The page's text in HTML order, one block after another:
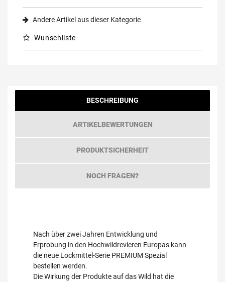
Andere Artikel aus dieser Kategorie
Wunschliste
BESCHREIBUNG
ARTIKELBEWERTUNGEN
PRODUKTSICHERHEIT
NOCH FRAGEN?
Nach über zwei Jahren Entwicklung und
Erprobung in den Hochwildrevieren Europas kann
die neue Lockmittel-Serie PREMIUM Spezial
bestellen werden.
Die Wirkung der Produkte auf das Wild hat die